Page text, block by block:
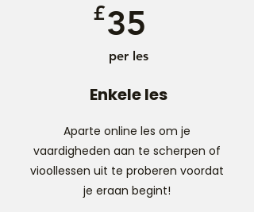
£35
per les
Enkele les
Aparte online les om je
vaardigheden aan te scherpen of
vioollessen uit te proberen voordat
je eraan begint!